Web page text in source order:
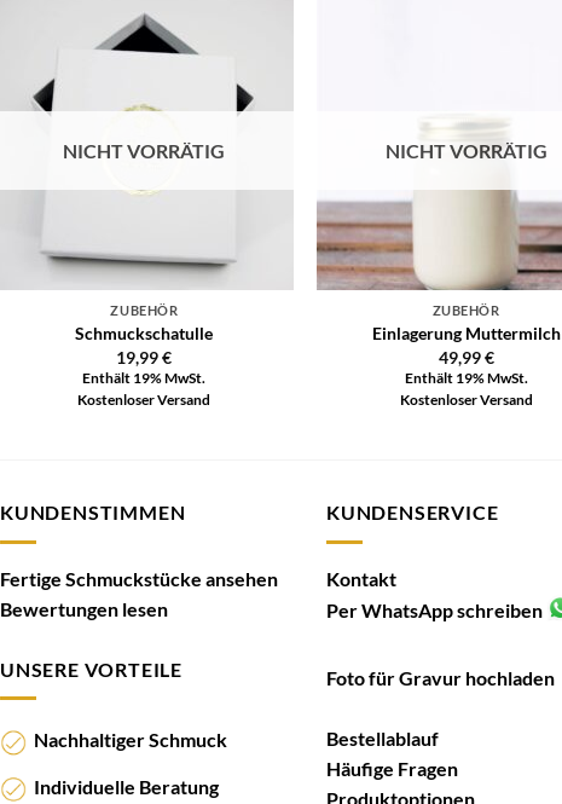
NICHT VORRÄTIG
ZUBEHÖR
Schmuckschatulle
19,99€
Enthält 19% MwSt.
Kostenloser Versand
NICHT VORRÄTIG
ZUBEHÖR
Einlagerung Muttermilch
49,99€
Enthält 19% MwSt.
Kostenloser Versand
KUNDENSTIMMEN
Fertige Schmuckstücke ansehen
Bewertungen lesen
UNSERE VORTEILE
Nachhaltiger Schmuck
Individuelle Beratung
KUNDENSERVICE
Kontakt
Per WhatsApp schreiben
Foto für Gravur hochladen
Bestellablauf
Häufige Fragen
Produktoptionen